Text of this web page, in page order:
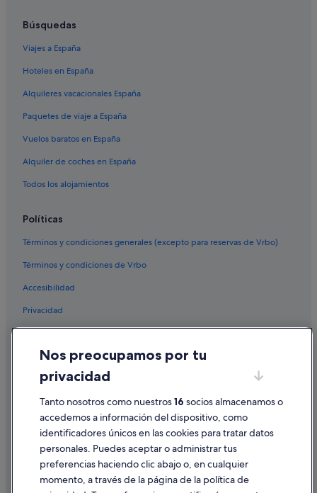
Hoteles con bar en Papeete
Mahina hoteles
Hilton Hotels en Papeete
Albergues en Papeete
Búsquedas
Viajes a España
Hoteles en España
Alquileres vacacionales España
Paquetes de viaje a España
Vuelos baratos en España
Alquiler de coches en España
Todos los alojamientos
Políticas
Términos y condiciones generales (excepto para reservas de Vrbo)
Términos y condiciones de Vrbo
Accesibilidad
Privacidad
Condiciones de uso
Información legal/contacto
Pautas sobre el contenido y cómo denunciar contenido
Ayuda
Cancelar un vuelo
Nos preocupamos por tu
privacidad
Tanto nosotros como nuestros16 socios almacenamos o
accedemos a información del dispositivo, como
identificadores únicos en las cookies para tratar datos
personales. Puedes aceptar o administrar tus
preferencias haciendo clic abajo o, en cualquier
momento, a través de la página de la política de